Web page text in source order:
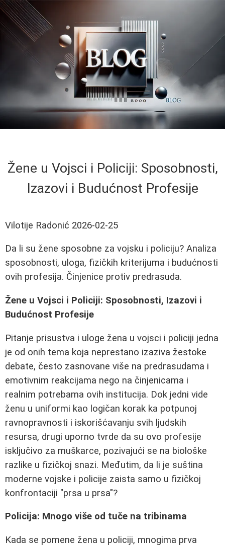
Žene u Vojsci i Policiji: Sposobnosti,
Izazovi i Budućnost Profesije
Vilotije Radonić 2026-02-25
Da li su žene sposobne za vojsku i policiju? Analiza
sposobnosti, uloga, fizičkih kriterijuma i budućnosti
ovih profesija. Činjenice protiv predrasuda.
Žene u Vojsci i Policiji: Sposobnosti, Izazovi i
Budućnost Profesije
Pitanje prisustva i uloge žena u vojsci i policiji jedna
je od onih tema koja neprestano izaziva žestoke
debate, često zasnovane više na predrasudama i
emotivnim reakcijama nego na činjenicama i
realnim potrebama ovih institucija. Dok jedni vide
ženu u uniformi kao logičan korak ka potpunoj
ravnopravnosti i iskorišćavanju svih ljudskih
resursa, drugi uporno tvrde da su ovo profesije
isključivo za muškarce, pozivajući se na biološke
razlike u fizičkoj snazi. Međutim, da li je suština
moderne vojske i policije zaista samo u fizičkoj
konfrontaciji "prsa u prsa"?
Policija: Mnogo više od tuče na tribinama
Kada se pomene žena u policiji, mnogima prva